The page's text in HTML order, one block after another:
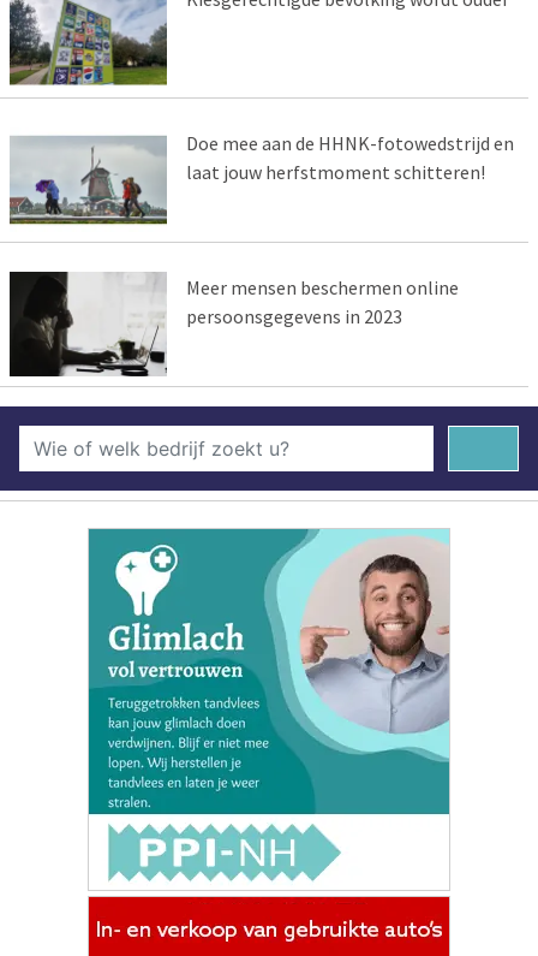
Doe mee aan de HHNK-fotowedstrijd en
laat jouw herfstmoment schitteren!
Meer mensen beschermen online
persoonsgegevens in 2023